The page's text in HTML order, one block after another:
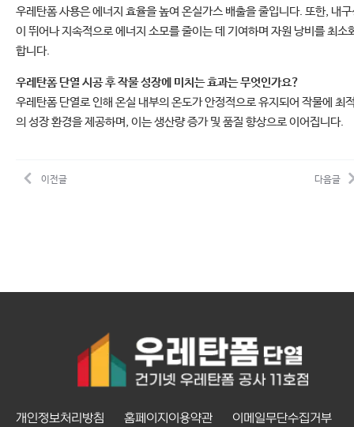
우레탄폼 사용은 에너지 효율을 높여 온실가스 배출을 줄입니다. 또한, 내구
이 뛰어나 지속적으로 에너지 소모를 줄이는 데 기여하며 자원 낭비를 최소
합니다.
우레탄폼 단열 시공 후 작물 성장에 미치는 효과는 무엇인가요?
우레탄폼 단열로 인해 온실 내부의 온도가 안정적으로 유지되어 작물에 최
의 성장 환경을 제공하며, 이는 생산량 증가 및 품질 향상으로 이어집니다.
이전글 다음글
개인정보처리방침 홈페이지이용약관 이메일무단수집거부